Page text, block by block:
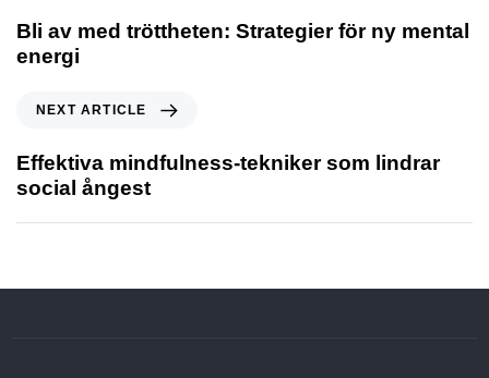
Bli av med tröttheten: Strategier för ny mental
energi
NEXT ARTICLE
Effektiva mindfulness-tekniker som lindrar
social ångest